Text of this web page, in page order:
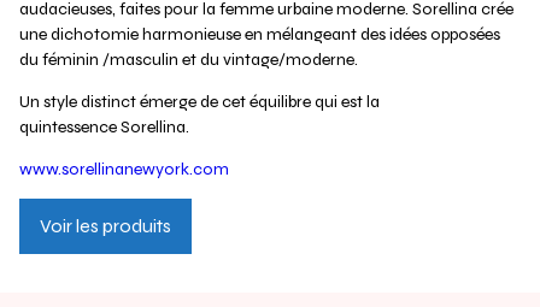
audacieuses, faites pour la femme urbaine moderne. Sorellina crée
une dichotomie harmonieuse en mélangeant des idées opposées
du féminin /masculin et du vintage/moderne.
Un style distinct émerge de cet équilibre qui est la
quintessence Sorellina.
www.sorellinanewyork.com
Voir les produits